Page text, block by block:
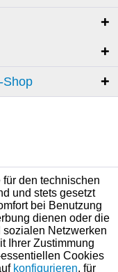
Shop
den technischen
und stets gesetzt
bei Benutzung
dienen oder die
sozialen Netzwerken
Ihrer Zustimmung
Cookies
konfigurieren, für